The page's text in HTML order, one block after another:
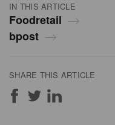
IN THIS ARTICLE
Foodretail
bpost
SHARE THIS ARTICLE